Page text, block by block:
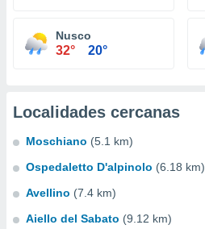
Nusco
32° 20°
Localidades cercanas
Moschiano (5.1 km)
Ospedaletto D'alpinolo (6.18 km)
Avellino (7.4 km)
Aiello del Sabato (9.12 km)